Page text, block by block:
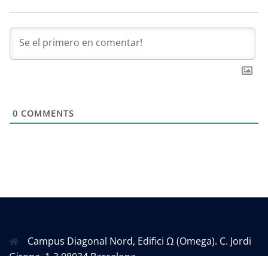
0 COMMENTS
Campus Diagonal Nord, Edifici Ω (Omega). C. Jordi